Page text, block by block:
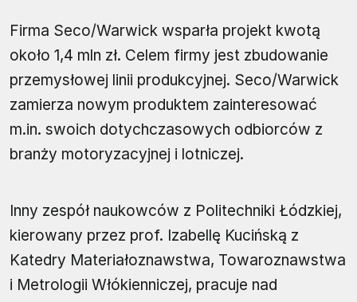
Firma Seco/Warwick wsparła projekt kwotą
około 1,4 mln zł. Celem firmy jest zbudowanie
przemysłowej linii produkcyjnej. Seco/Warwick
zamierza nowym produktem zainteresować
m.in. swoich dotychczasowych odbiorców z
branży motoryzacyjnej i lotniczej.
Inny zespół naukowców z Politechniki Łódzkiej,
kierowany przez prof. Izabellę Kucińską z
Katedry Materiałoznawstwa, Towaroznawstwa
i Metrologii Włókienniczej, pracuje nad